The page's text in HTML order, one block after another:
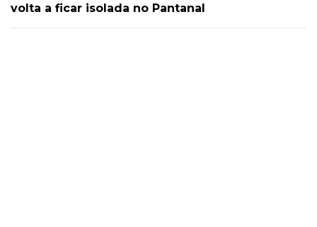
volta a ficar isolada no Pantanal